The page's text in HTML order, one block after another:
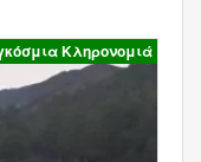
Κληρονομιά